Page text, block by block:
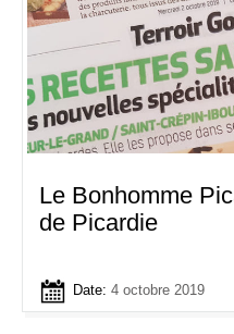
Le Bonhomme
de Picardie
Date: 4 octobre 2019